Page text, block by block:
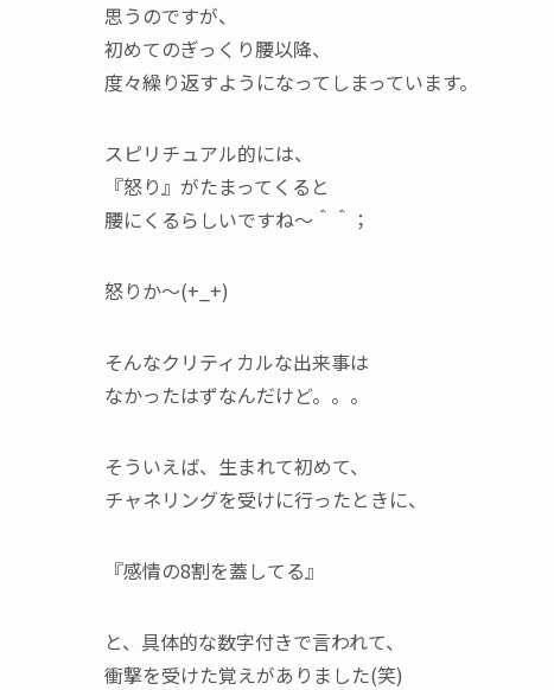
思うのですが、
初めてのぎっくり腰以降、
度々繰り返すようになってしまっています。
スピリチュアル的には、
『怒り』がたまってくると
腰にくるらしいですね～＾＾；
怒りか～(+_+)
そんなクリティカルな出来事は
なかったはずなんだけど。。。
そういえば、生まれて初めて、
チャネリングを受けに行ったときに、
『感情の8割を蓋してる』
と、具体的な数字付きで言われて、
衝撃を受けた覚えがありました(笑)